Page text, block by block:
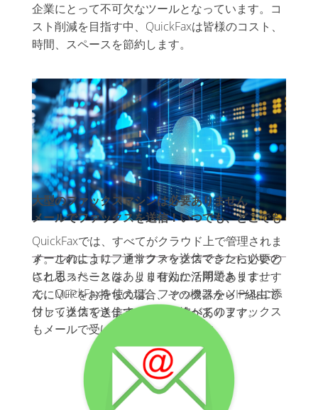
企業にとって不可欠なツールとなっています。コ
スト削減を目指す中、QuickFaxは皆様のコスト、
時間、スペースを節約します。
大型のファックスマシンは必要ありません
QuickFaxでは、すべてがクラウド上で管理されま
す。これにより、通常ファックスマシンに必要と
されるスペースを、より有効に活用できます。す
でにMFPをお持ちの場合、その機器からIP経由で
ファックスを送信できる可能性があります。
メールでファックスを送信！いつでも、どこでも
メールのようにファックスを送信できたらいいの
にと思ったことはありませんか？問題ありませ
ん。QuickFaxを使えば、ファックスをメールに添
付して送信できます。また、すべてのファックス
もメールで受け取ることができます。